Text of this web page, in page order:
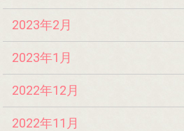
2023年2月
2023年1月
2022年12月
2022年11月